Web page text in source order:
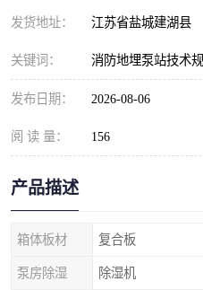
发货地址： 江苏省盐城建湖县
关键词： 消防地埋泵站技术
发布日期： 2026-08-06
阅 读 量： 156
产品描述
箱体板材 复合板
泵房除湿 除湿机